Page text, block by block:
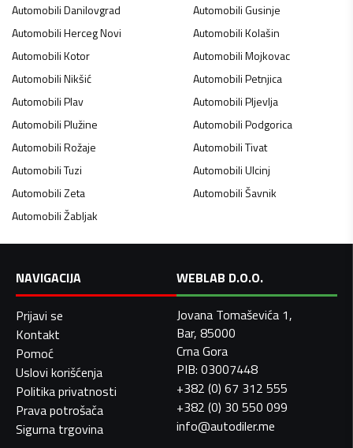
AutomobiliDanilovgrad AutomobiliGusinje
AutomobiliHerceg Novi AutomobiliKolašin
AutomobiliKotor AutomobiliMojkovac
AutomobiliNikšić AutomobiliPetnjica
AutomobiliPlav AutomobiliPljevlja
AutomobiliPlužine AutomobiliPodgorica
AutomobiliRožaje AutomobiliTivat
AutomobiliTuzi AutomobiliUlcinj
AutomobiliZeta AutomobiliŠavnik
AutomobiliŽabljak
NAVIGACIJA
Prijavi se
Kontakt
Pomoć
Uslovi korišćenja
Politika privatnosti
Prava potrošača
Sigurna trgovina
WEBLAB D.O.O.
Jovana Tomaševića 1,
Bar, 85000
Crna Gora
PIB: 03007448
+382 (0) 67 312 555
+382 (0) 30 550 099
info@autodiler.me